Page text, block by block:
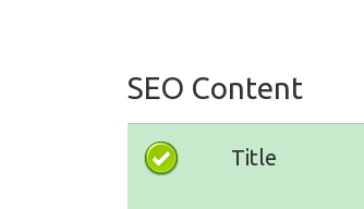
SEO Content
Title